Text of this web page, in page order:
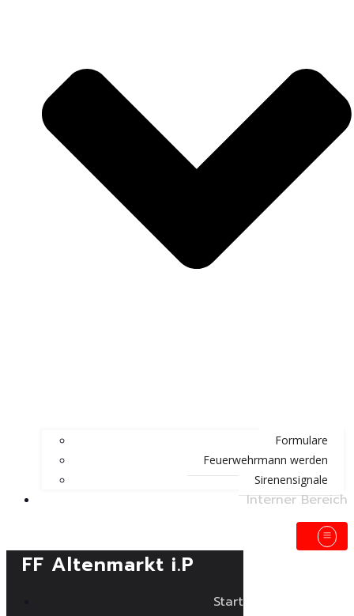
Formulare
Feuerwehrmann werden
Sirenensignale
Interner Bereich
FF Altenmarkt i.P
Start